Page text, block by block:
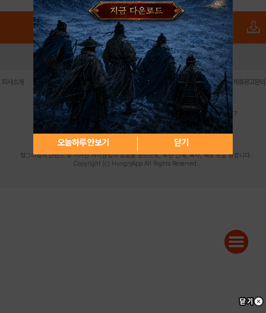
오늘하루 안보기 닫기
로그인 PC버전 전체앱
회사소개 이용약관 | 개인정보 처리방침 | 청소년 보호정책 | 불법촬영물 신고센터 | 제휴광고문의
사업자등록번호:119-86-61101 (주)스마트나우 대표이사:송현두
주소: 서울시 금천구 가산디지털1로 171 연락처:063-284-8635 팩스:02-6265-0377
청소년보호책임자:김동욱desk@hungryapp.co.kr
등록번호:서울아02322 | 등록일자:2016년4월25일
발행인:(주)스마트나우 송현두 | 편집인:김동욱
헝그리앱의 콘텐츠 및 기사는 저작권법의 보호를 받으므로, 무단 전재, 복사, 배포 등을 금합니다.
Copyright (c) HungryApp All Rights Reserved.